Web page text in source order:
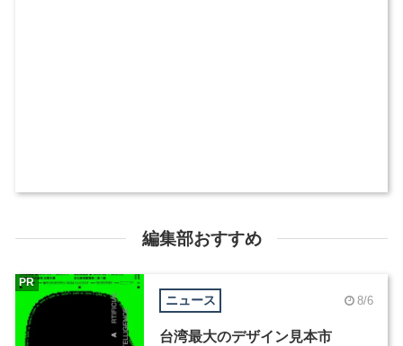
編集部おすすめ
ニュース 8/6
台湾最大のデザイン見本市
PR